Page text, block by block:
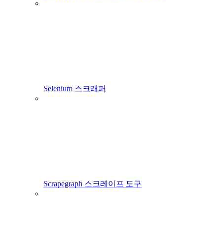
Selenium 스크래퍼
Scrapegraph 스크레이프 도구